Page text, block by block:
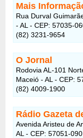
Mais
Rua Durval
- AL - CEP: 57035-
(82) 3231-9654
O Jornal
Rodovia AL-101
Maceió - AL - CEP:
(82) 4009-1900
Rádio Gazeta
Avenida Aristeu de
AL - CEP: 57051-090